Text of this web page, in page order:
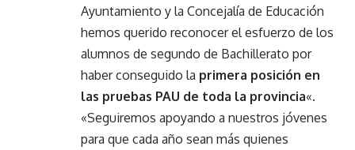
Ayuntamiento y la Concejalía de Educación
hemos querido reconocer el esfuerzo de los
alumnos de segundo de Bachillerato por
haber conseguido la primera posición en
las pruebas PAU de toda la provincia«.
«Seguiremos apoyando a nuestros jóvenes
para que cada año sean más quienes